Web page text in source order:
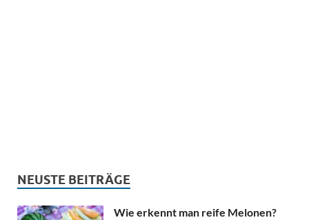
NEUSTE BEITRÄGE
Wie erkennt man reife Melonen?